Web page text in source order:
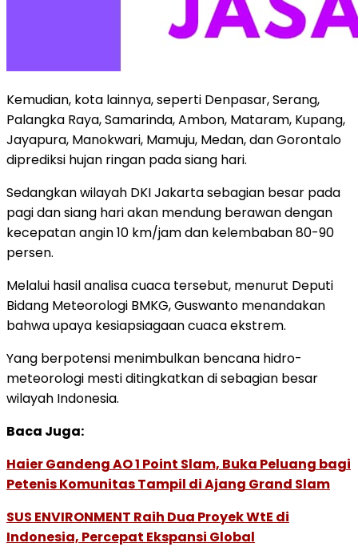
Kemudian, kota lainnya, seperti Denpasar, Serang,
Palangka Raya, Samarinda, Ambon, Mataram, Kupang,
Jayapura, Manokwari, Mamuju, Medan, dan Gorontalo
diprediksi hujan ringan pada siang hari.
Sedangkan wilayah DKI Jakarta sebagian besar pada
pagi dan siang hari akan mendung berawan dengan
kecepatan angin 10 km/jam dan kelembaban 80-90
persen.
Melalui hasil analisa cuaca tersebut, menurut Deputi
Bidang Meteorologi BMKG, Guswanto menandakan
bahwa upaya kesiapsiagaan cuaca ekstrem.
Yang berpotensi menimbulkan bencana hidro-
meteorologi mesti ditingkatkan di sebagian besar
wilayah Indonesia.
Baca Juga:
Haier Gandeng AO 1 Point Slam, Buka Peluang bagi
Petenis Komunitas Tampil di Ajang Grand Slam
SUS ENVIRONMENT Raih Dua Proyek WtE di
Indonesia, Percepat Ekspansi Global